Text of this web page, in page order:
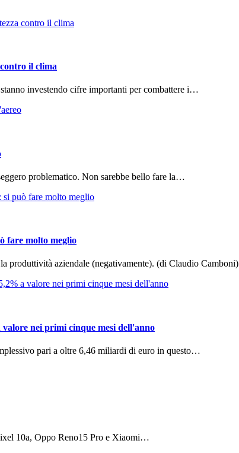
il clima
investendo cifre importanti per combattere i…
problematico. Non sarebbe bello fare la…
fare molto meglio
produttività aziendale (negativamente). (di Claudio Camboni)
valore nei primi cinque mesi dell'anno
pari a oltre 6,46 miliardi di euro in questo…
10a, Oppo Reno15 Pro e Xiaomi…